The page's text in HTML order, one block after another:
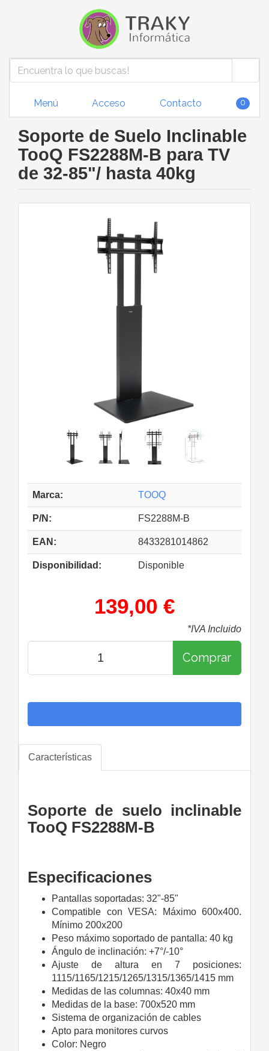
Menú Acceso Contacto 0
Soporte de Suelo Inclinable
TooQ FS2288M-B para TV
de 32-85"/ hasta 40kg
Marca: TOOQ
P/N: FS2288M-B
EAN: 8433281014862
Disponibilidad: Disponible
139,00 €
*IVA Incluido
Comprar
Características
Soporte de suelo inclinable
TooQ FS2288M-B
Especificaciones
Pantallas soportadas: 32"-85"
Compatible con VESA: Máximo 600x400.
Mínimo 200x200
Peso máximo soportado de pantalla: 40 kg
Ángulo de inclinación: +7°/-10°
Ajuste de altura en 7 posiciones:
1115/1165/1215/1265/1315/1365/1415 mm
Medidas de las columnas: 40x40 mm
Medidas de la base: 700x520 mm
Sistema de organización de cables
Apto para monitores curvos
Color: Negro